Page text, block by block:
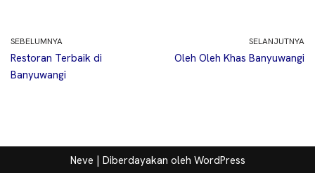
SEBELUMNYA
Restoran Terbaik di
Banyuwangi
SELANJUTNYA
Oleh Oleh Khas Banyuwangi
Neve | Diberdayakan oleh WordPress